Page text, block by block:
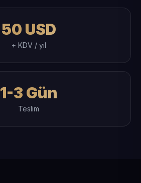
50 USD
+ KDV / yıl
1-3 Gün
Teslim